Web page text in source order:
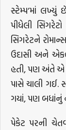
સ્ટેમ્પ’માં
પીધેલી
સિગરેટને
ઉદાસી અને
હતી, પણ અંતે એ
પાસે ચાલી ગઈ.
ગયાં, પણ
પેકેટ પરની